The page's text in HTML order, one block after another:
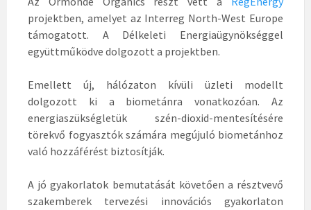
projektben, amelyet az Interreg North-West Europe
támogatott. A Délkeleti Energiaügynökséggel
együttműködve dolgozott a projektben.
Emellett új, hálózaton kívüli üzleti modellt
dolgozott ki a biometánra vonatkozóan. Az
energiaszükségletük szén-dioxid-mentesítésére
törekvő fogyasztók számára megújuló biometánhoz
való hozzáférést biztosítják.
A jó gyakorlatok bemutatását követően a résztvevő
szakemberek tervezési innovációs gyakorlaton